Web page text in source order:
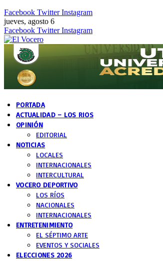
Facebook Twitter Instagram
jueves, agosto 6
Facebook Twitter Instagram
PORTADA
ACTUALIDAD – LOS RIOS
OPINIÓN
EDITORIAL
NOTICIAS
LOCALES
INTERNACIONALES
INTERCULTURAL
VOCERO DEPORTIVO
LOS RÍOS
NACIONALES
INTERNACIONALES
ENTRETENIMIENTO
EL SÉPTIMO ARTE
EVENTOS Y SOCIALES
ELECCIONES 2026